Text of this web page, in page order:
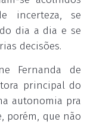
incerteza, se
dia a dia e se
decisões.
Fernanda de
principal do
autonomia pra
porém, que não